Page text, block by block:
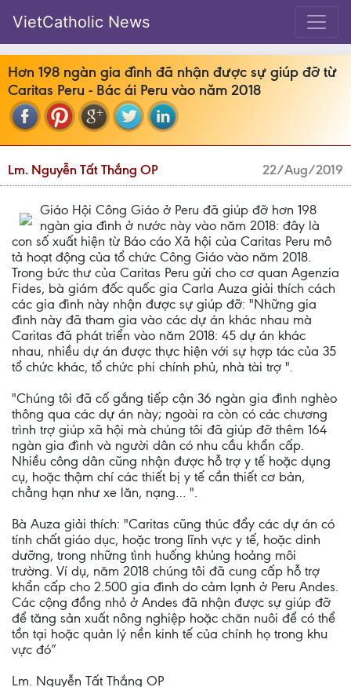
VietCatholic News
Hơn 198 ngàn gia đình đã nhận được sự giúp đỡ từ
Caritas Peru - Bác ái Peru vào năm 2018
Lm. Nguyễn Tất Thắng OP 22/Aug/2019
Giáo Hội Công Giáo ở Peru đã giúp đỡ hơn 198
ngàn gia đình ở nước này vào năm 2018: đây là
con số xuất hiện từ Báo cáo Xã hội của Caritas Peru mô
tả hoạt động của tổ chức Công Giáo vào năm 2018.
Trong bức thư của Caritas Peru gửi cho cơ quan Agenzia
Fides, bà giám đốc quốc gia Carla Auza giải thích cách
các gia đình này nhận được sự giúp đỡ: "Những gia
đình này đã tham gia vào các dự án khác nhau mà
Caritas đã phát triển vào năm 2018: 45 dự án khác
nhau, nhiều dự án được thực hiện với sự hợp tác của 35
tổ chức khác, tổ chức phi chính phủ, nhà tài trợ ".
"Chúng tôi đã cố gắng tiếp cận 36 ngàn gia đình nghèo
thông qua các dự án này; ngoài ra còn có các chương
trình trợ giúp xã hội mà chúng tôi đã giúp đỡ thêm 164
ngàn gia đình và người dân có nhu cầu khẩn cấp.
Nhiều công dân cũng nhận được hỗ trợ y tế hoặc dụng
cụ, hoặc thậm chí các thiết bị y tế cần thiết cơ bản,
chẳng hạn như xe lăn, nạng… ".
Bà Auza giải thích: "Caritas cũng thúc đẩy các dự án có
tính chất giáo dục, hoặc trong lĩnh vực y tế, hoặc dinh
dưỡng, trong những tình huống khủng hoảng môi
trường. Ví dụ, năm 2018 chúng tôi đã cung cấp hỗ trợ
khẩn cấp cho 2.500 gia đình do cảm lạnh ở Peru Andes.
Các cộng đồng nhỏ ở Andes đã nhận được sự giúp đỡ
để tăng sản xuất nông nghiệp hoặc chăn nuôi để có thể
tồn tại hoặc quản lý nền kinh tế của chính họ trong khu
vực đó”
Lm. Nguyễn Tất Thắng OP